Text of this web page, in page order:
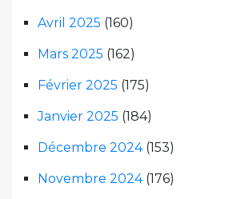
Avril 2025 (160)
Mars 2025 (162)
Février 2025 (175)
Janvier 2025 (184)
Décembre 2024(153)
Novembre 2024(176)